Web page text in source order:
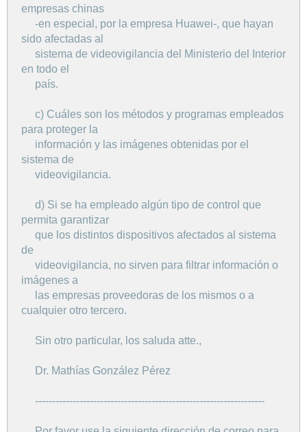
empresas chinas
-en especial, por la empresa Huawei-, que hayan
sido afectadas al
sistema de videovigilancia del Ministerio del Interior
en todo el
país.
c) Cuáles son los métodos y programas empleados
para proteger la
información y las imágenes obtenidas por el
sistema de
videovigilancia.
d) Si se ha empleado algún tipo de control que
permita garantizar
que los distintos dispositivos afectados al sistema
de
videovigilancia, no sirven para filtrar información o
imágenes a
las empresas proveedoras de los mismos o a
cualquier otro tercero.
Sin otro particular, los saluda atte.,
Dr. Mathías González Pérez
-------------------------------------------------------------------